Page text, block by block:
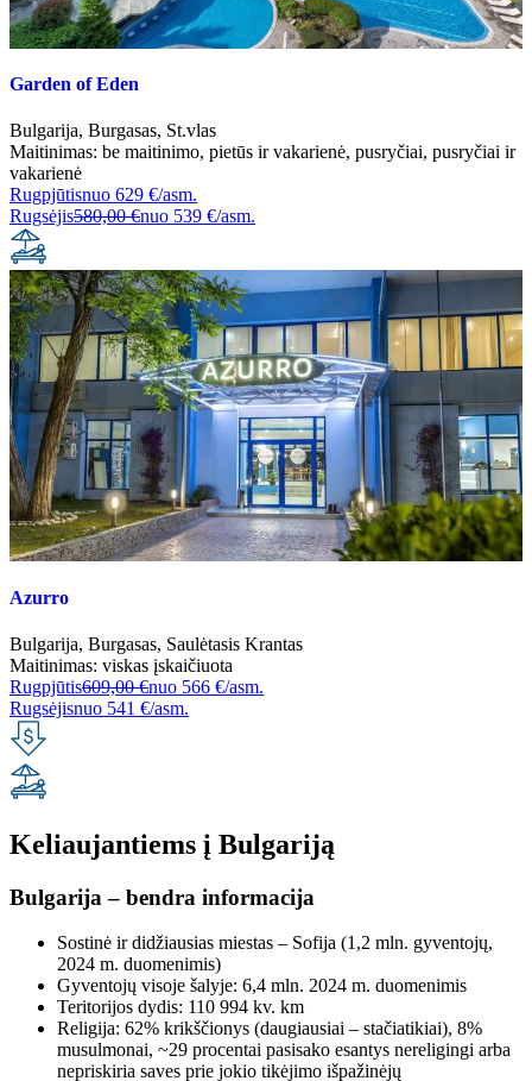
Garden of Eden
Bulgarija, Burgasas, St.vlas
Maitinimas: be maitinimo, pietūs ir vakarienė, pusryčiai, pusryčiai ir
vakarienė
Rugpjūtisnuo 629 €/asm.
Rugsėjis580,00 €nuo 539 €/asm.
Azurro
Bulgarija, Burgasas, Saulėtasis Krantas
Maitinimas: viskas įskaičiuota
Rugpjūtis609,00 €nuo 566 €/asm.
Rugsėjisnuo 541 €/asm.
Keliaujantiems į Bulgariją
Bulgarija – bendra informacija
Sostinė ir didžiausias miestas – Sofija (1,2 mln. gyventojų,
2024 m. duomenimis)
Gyventojų visoje šalyje: 6,4 mln. 2024 m. duomenimis
Teritorijos dydis: 110 994 kv. km
Religija: 62% krikščionys (daugiausiai – stačiatikiai), 8%
musulmonai, ~29 procentai pasisako esantys nereligingi arba
nepriskiria saves prie jokio tikėjimo išpažinėjų